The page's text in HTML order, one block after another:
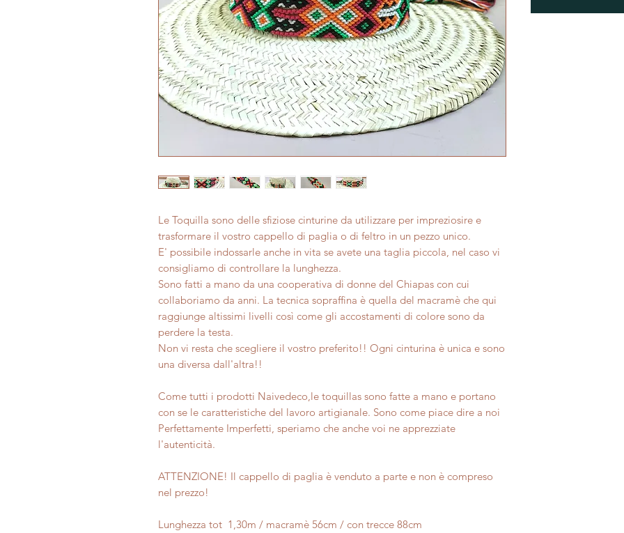
Le Toquilla sono delle sfiziose cinturine da utilizzare per impreziosire e
trasformare il vostro cappello di paglia o di feltro in un pezzo unico.
E' possibile indossarle anche in vita se avete una taglia piccola, nel caso vi
consigliamo di controllare la lunghezza.
Sono fatti a mano da una cooperativa di donne del Chiapas con cui
collaboriamo da anni. La tecnica sopraffina è quella del macramè che qui
raggiunge altissimi livelli così come gli accostamenti di colore sono da
perdere la testa.
Non vi resta che scegliere il vostro preferito!! Ogni cinturina è unica e sono
una diversa dall'altra!!
Come tutti i prodotti Naivedeco,le toquillas sono fatte a mano e portano
con se le caratteristiche del lavoro artigianale. Sono come piace dire a noi
Perfettamente Imperfetti, speriamo che anche voi ne apprezziate
l'autenticità.
ATTENZIONE! Il cappello di paglia è venduto a parte e non è compreso
nel prezzo!
Lunghezza tot 1,30m / macramè 56cm / con trecce 88cm